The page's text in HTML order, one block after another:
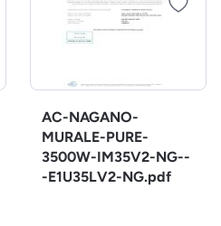
AC-NAGANO-
MURALE-PURE-
3500W-IM35V2-NG--
-E1U35LV2-NG.pdf